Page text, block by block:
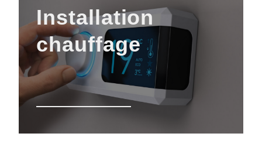
Installation
chauffage